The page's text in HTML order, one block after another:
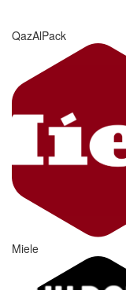
QazAlPack
Miele